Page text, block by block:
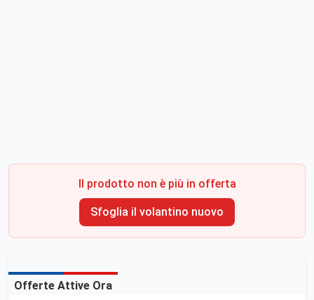
Il prodotto non è più in offerta
Sfoglia il volantino nuovo
Offerte Attive Ora